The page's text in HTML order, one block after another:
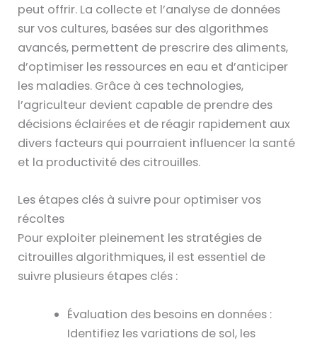
peut offrir. La collecte et l’analyse de données
sur vos cultures, basées sur des algorithmes
avancés, permettent de prescrire des aliments,
d’optimiser les ressources en eau et d’anticiper
les maladies. Grâce à ces technologies,
l’agriculteur devient capable de prendre des
décisions éclairées et de réagir rapidement aux
divers facteurs qui pourraient influencer la santé
et la productivité des citrouilles.
Les étapes clés à suivre pour optimiser vos
récoltes
Pour exploiter pleinement les stratégies de
citrouilles algorithmiques, il est essentiel de
suivre plusieurs étapes clés :
Évaluation des besoins en données :
Identifiez les variations de sol, les